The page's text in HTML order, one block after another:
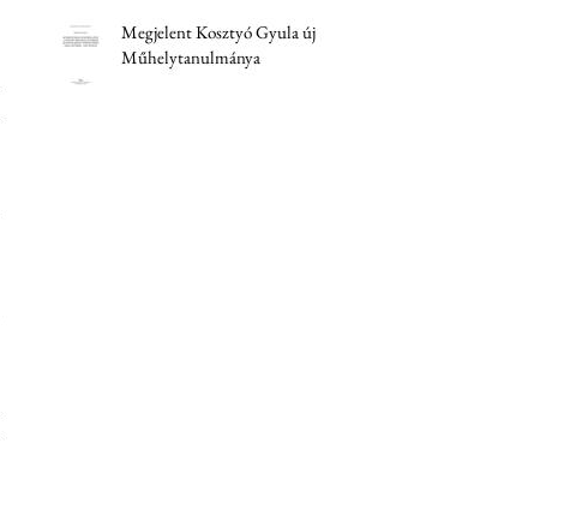
Megjelent Kosztyó Gyula új
Műhelytanulmánya